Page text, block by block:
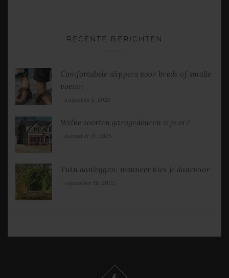
RECENTE BERICHTEN
Comfortabele slippers voor brede of smalle
voeten
augustus 5, 2026
Welke soorten garagedeuren zijn er?
december 11, 2025
Tuin aanleggen: wanneer kies je daarvoor
september 19, 2025